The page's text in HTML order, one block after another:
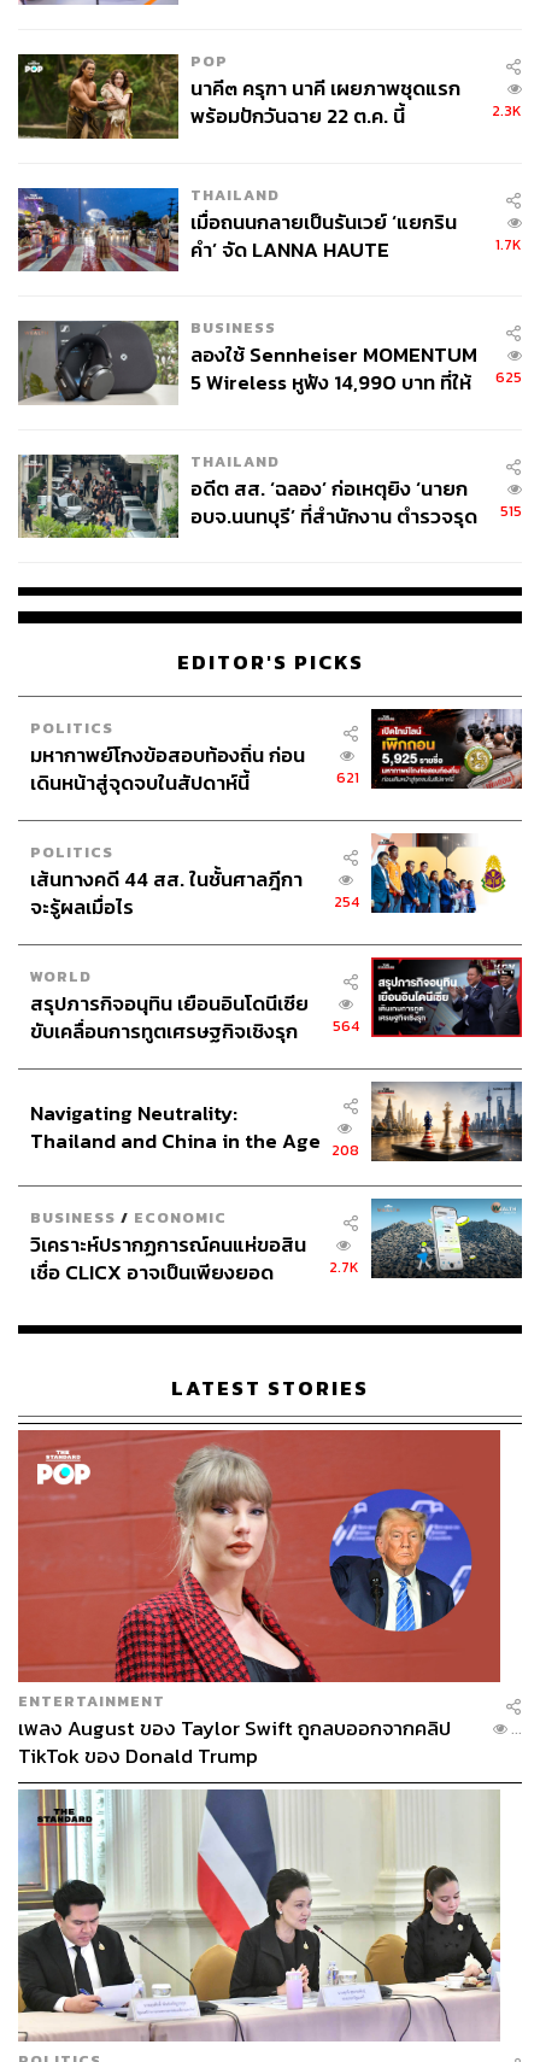
POP
นาคี๓ ครุฑา นาคี เผยภาพชุดแรก
พร้อมปักวันฉาย 22 ต.ค. นี้
2.3K
THAILAND
เมื่อถนนกลายเป็นรันเวย์ ‘แยกริน
คำ’ จัด LANNA HAUTE
1.7K
BUSINESS
ลองใช้ Sennheiser MOMENTUM
5 Wireless หูฟัง 14,990 บาท ที่ให้
625
THAILAND
อดีต สส. ‘ฉลอง’ ก่อเหตุยิง ‘นายก
อบจ.นนทบุรี’ ที่สำนักงาน ตำรวจรุด
515
EDITOR'S PICKS
POLITICS
มหากาพย์โกงข้อสอบท้องถิ่น ก่อน
เดินหน้าสู่จุดจบในสัปดาห์นี้
621
POLITICS
เส้นทางคดี 44 สส. ในชั้นศาลฎีกา
จะรู้ผลเมื่อไร
254
WORLD
สรุปภารกิจอนุทิน เยือนอินโดนีเซีย
ขับเคลื่อนการทูตเศรษฐกิจเชิงรุก
564
Navigating Neutrality:
Thailand and China in the Age
208
BUSINESS / ECONOMIC
วิเคราะห์ปรากฏการณ์คนแห่ขอสิน
เชื่อ CLICX อาจเป็นเพียงยอด
เรือนไทยที่ถูกซุกไว้
2.7K
LATEST STORIES
ENTERTAINMENT
เพลง August ของ Taylor Swift ถูกลบออกจากคลิป
TikTok ของ Donald Trump
...